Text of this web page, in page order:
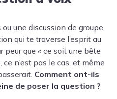
une discussion de groupe,
qui te traverse l’esprit au
peur que « ce soit une bête
n’est pas le cas, et même
Comment ont-ils
de poser la question ?